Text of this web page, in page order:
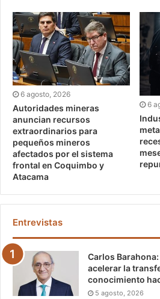
6 agosto, 2026
Autoridades mineras
anuncian recursos
extraordinarios para
pequeños mineros
afectados por el sistema
frontal en Coquimbo y
Atacama
6
Entrevistas
Carlos
acelerar la
conocimiento
5 agosto, 2026